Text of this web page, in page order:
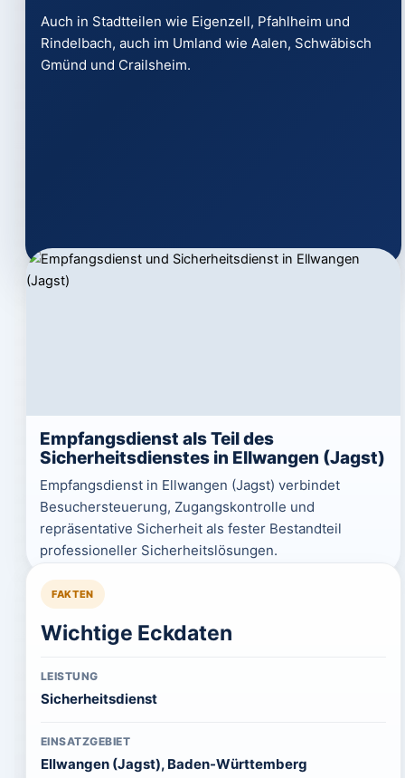
Auch in Stadtteilen wie Eigenzell, Pfahlheim und
Rindelbach, auch im Umland wie Aalen, Schwäbisch
Gmünd und Crailsheim.
Empfangsdienst als Teil des
Sicherheitsdienstes in Ellwangen (Jagst)
Empfangsdienst in Ellwangen (Jagst) verbindet
Besuchersteuerung, Zugangskontrolle und
repräsentative Sicherheit als fester Bestandteil
professioneller Sicherheitslösungen.
FAKTEN
Wichtige Eckdaten
LEISTUNG
Sicherheitsdienst
EINSATZGEBIET
Ellwangen (Jagst), Baden-Württemberg